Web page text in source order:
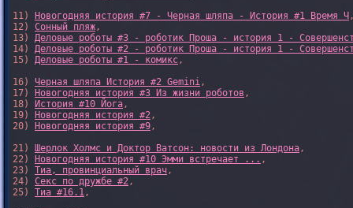
11)
Новогодняя история #7 - Черная шляпа - История #1 Время Ч
12) Сонный пляж,
13) Деловые роботы #3 - роботик Проша - история 1 -
14) Деловые роботы #2 - роботик Проша - история 1 -
15) Деловые роботы #1 - комикс,
16) Черная шляпа История #2 Gemini,
17)
Новогодняя история #3 Из жизни роботов ,
18)
История #10 Йога,
19)
Новогодняя история #2,
20)
Новогодняя история #9,
21) Шерлок Холмс и Доктор Ватсон: новости из Лондона,
22)
Новогодняя история #10 Эмми встречает ... ,
23) Тиа, провинциальный врач,
24) Секс по дружбе #2,
25) Тиа #16.1,